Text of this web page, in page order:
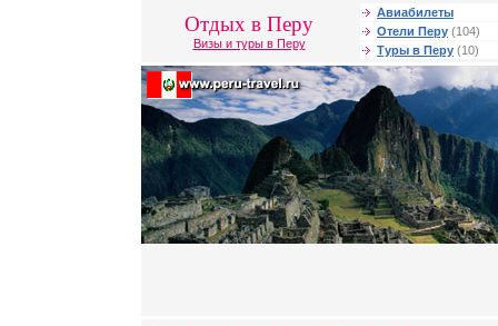
Отдых в Перу
Визы и туры в Перу
Авиабилеты
Отели Перу (104)
Туры в Перу (10)